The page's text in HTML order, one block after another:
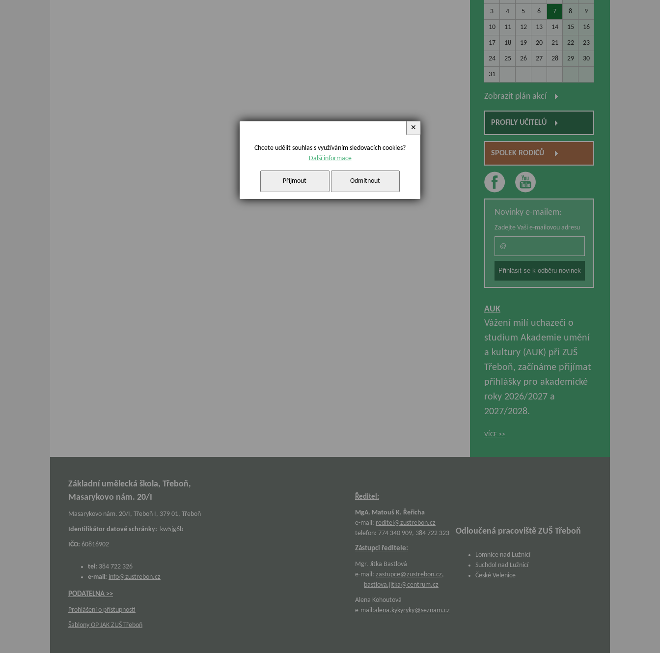
3 4 5 6 7 8 9
10 11 12 13 14 15 16
17 18 19 20 21 22 23
24 25 26 27 28 29 30
31
Zobrazit plán akcí
PROFILY UČITELŮ
SPOLEK RODIČŮ
Novinky e-mailem:
Zadejte Vaši e-mailovou adresu
AUK
Vážení milí uchazeči o
studium Akademie umění
a kultury (AUK) při ZUŠ
Třeboň, začínáme přijímat
přihlášky pro akademické
roky 2026/2027 a
2027/2028.
VÍCE
Základní umělecká škola, Třeboň,
Masarykovo nám. 20/I
Masarykovo nám. 20/I, Třeboň I, 379 01, Třeboň
Identifikátor datové schránky: kw5jg6b
IČO: 60816902
tel: 384 722 326
e-mail: info@zustrebon.cz
PODATELNA >>
Prohlášení o přístupnosti
Šablony OP JAK ZUŠ Třeboň
Ředitel:
MgA. Matouš K. Řeřicha
e-mail: reditel@zustrebon.cz
telefon: 774 340 909, 384 722 323
Zástupci ředitele:
Mgr. Jitka Bastlová
e-mail: zastupce@zustrebon.cz,
bastlova.jitka@centrum.cz
Alena Kohoutová
e-mail:alena.kykyryky@seznam.cz
Odloučená pracoviště ZUŠ Třeboň
Lomnice nad Lužnicí
Suchdol nad Lužnicí
České Velenice
Chcete udělit souhlas s využíváním sledovacích cookies?
Další informace
Přijmout Odmítnout
✕